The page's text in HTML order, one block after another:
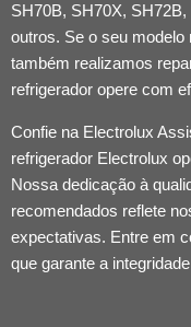
SH70B, SH70X,
outros. Se o seu modelo
também realizamos
refrigerador opere com
Confie na Electrolux
refrigerador Electrolux
Nossa dedicação à
recomendados reflete
expectativas. Entre em
que garante a